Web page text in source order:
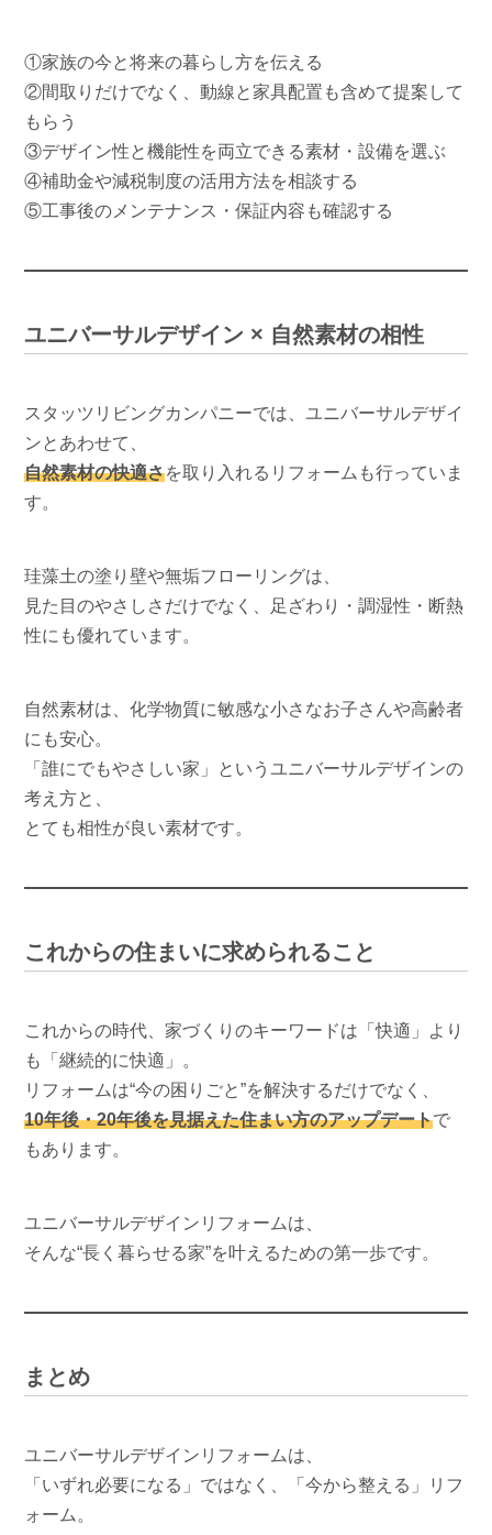
①家族の今と将来の暮らし方を伝える
②間取りだけでなく、動線と家具配置も含めて提案して
もらう
③デザイン性と機能性を両立できる素材・設備を選ぶ
④補助金や減税制度の活用方法を相談する
⑤工事後のメンテナンス・保証内容も確認する
ユニバーサルデザイン × 自然素材の相性
スタッツリビングカンパニーでは、ユニバーサルデザイ
ンとあわせて、
自然素材の快適さを取り入れるリフォームも行っていま
す。
珪藻土の塗り壁や無垢フローリングは、
見た目のやさしさだけでなく、足ざわり・調湿性・断熱
性にも優れています。
自然素材は、化学物質に敏感な小さなお子さんや高齢者
にも安心。
「誰にでもやさしい家」というユニバーサルデザインの
考え方と、
とても相性が良い素材です。
これからの住まいに求められること
これからの時代、家づくりのキーワードは「快適」より
も「継続的に快適」。
リフォームは“今の困りごと”を解決するだけでなく、
10年後・20年後を見据えた住まい方のアップデートで
もあります。
ユニバーサルデザインリフォームは、
そんな“長く暮らせる家”を叶えるための第一歩です。
まとめ
ユニバーサルデザインリフォームは、
「いずれ必要になる」ではなく、「今から整える」リフ
ォーム。